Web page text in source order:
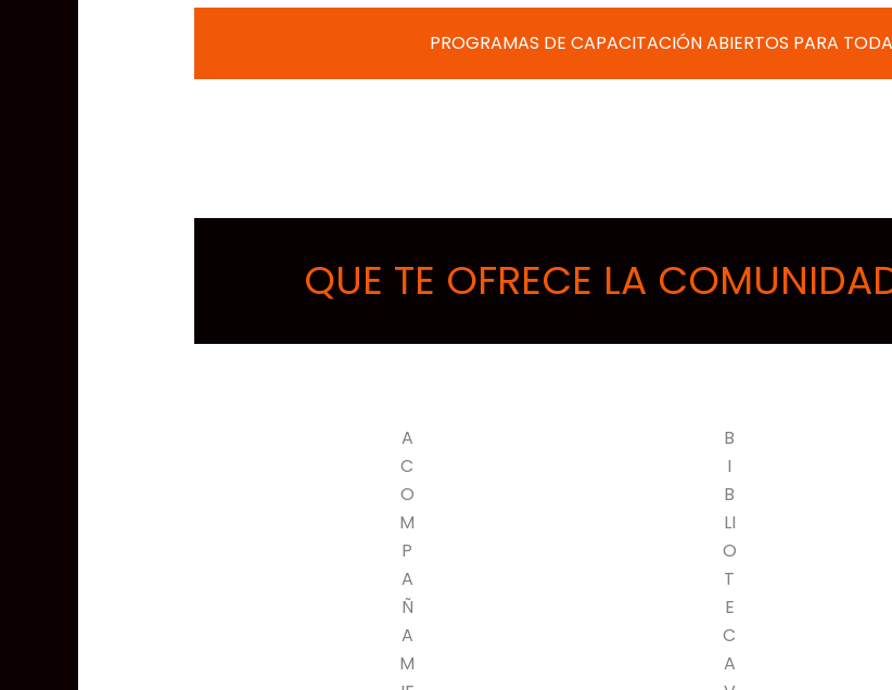
PROGRAMAS DE CAPACITACIÓN ABIERTOS PARA
QUE TE OFRECE LA
A
C
O
M
P
A
Ñ
A
M
B
I
B
LI
O
T
E
C
A